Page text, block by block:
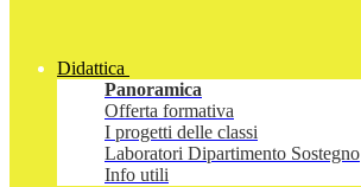
Didattica
Panoramica
Offerta formativa
I progetti delle classi
Laboratori Dipartimento Sostegno
Info utili